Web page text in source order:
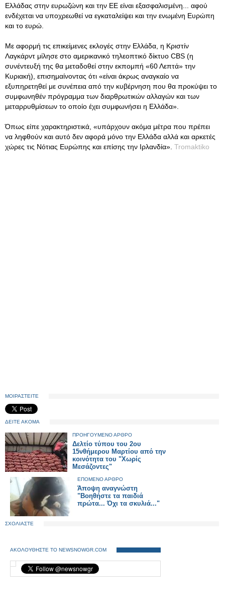
Ελλάδας στην ευρωζώνη και την ΕΕ είναι εξασφαλισμένη... αφού
ενδέχεται να υποχρεωθεί να εγκαταλείψει και την ενωμένη Ευρώπη
και το ευρώ.
Με αφορμή τις επικείμενες εκλογές στην Ελλάδα, η Κριστίν
Λαγκάρντ μίλησε στο αμερικανικό τηλεοπτικό δίκτυο CBS (η
συνέντευξή της θα μεταδοθεί στην εκπομπή «60 Λεπτά» την
Κυριακή), επισημαίνοντας ότι «είναι άκρως αναγκαίο να
εξυπηρετηθεί με συνέπεια από την κυβέρνηση που θα προκύψει το
συμφωνηθέν πρόγραμμα των διαρθρωτικών αλλαγών και των
μεταρρυθμίσεων το οποίο έχει συμφωνήσει η Ελλάδα».
Όπως είπε χαρακτηριστικά, «υπάρχουν ακόμα μέτρα που πρέπει
να ληφθούν και αυτό δεν αφορά μόνο την Ελλάδα αλλά και αρκετές
χώρες τις Νότιας Ευρώπης και επίσης την Ιρλανδία». Tromaktiko
ΜΟΙΡΑΣΤΕΙΤΕ
ΔΕΙΤΕ ΑΚΟΜΑ
ΠΡΟΗΓΟΥΜΕΝΟ ΑΡΘΡΟ
Δελτίο τύπου του 2ου
15νθήμερου Μαρτίου από την
κοινότητα του "Χωρίς
Μεσάζοντες"
ΕΠΟΜΕΝΟ ΑΡΘΡΟ
Άποψη αναγνώστη
"Βοηθήστε τα παιδιά
πρώτα... Όχι τα σκυλιά..."
ΣΧΟΛΙΑΣΤΕ
ΑΚΟΛΟΥΘΗΣΤΕ ΤΟ NEWSNOWGR.COM